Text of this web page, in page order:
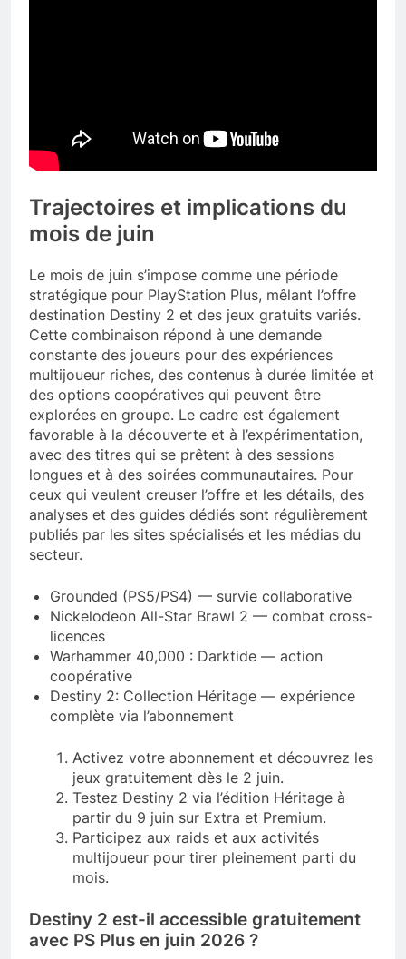
Trajectoires et implications du
mois de juin
Le mois de juin s’impose comme une période
stratégique pour PlayStation Plus, mêlant l’offre
destination Destiny 2 et des jeux gratuits variés.
Cette combinaison répond à une demande
constante des joueurs pour des expériences
multijoueur riches, des contenus à durée limitée et
des options coopératives qui peuvent être
explorées en groupe. Le cadre est également
favorable à la découverte et à l’expérimentation,
avec des titres qui se prêtent à des sessions
longues et à des soirées communautaires. Pour
ceux qui veulent creuser l’offre et les détails, des
analyses et des guides dédiés sont régulièrement
publiés par les sites spécialisés et les médias du
secteur.
Grounded (PS5/PS4) — survie collaborative
Nickelodeon All-Star Brawl 2 — combat cross-
licences
Warhammer 40,000 : Darktide — action
coopérative
Destiny 2: Collection Héritage — expérience
complète via l’abonnement
Activez votre abonnement et découvrez les
jeux gratuitement dès le 2 juin.
Testez Destiny 2 via l’édition Héritage à
partir du 9 juin sur Extra et Premium.
Participez aux raids et aux activités
multijoueur pour tirer pleinement parti du
mois.
Destiny 2 est-il accessible gratuitement
avec PS Plus en juin 2026 ?